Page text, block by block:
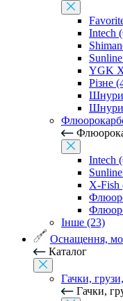
Intech
YGK
Різне
Шнури
Шнури
Intech
X-Fish
Інше (23)
Оснащення,
Каталог
Гачки,
Гачки,